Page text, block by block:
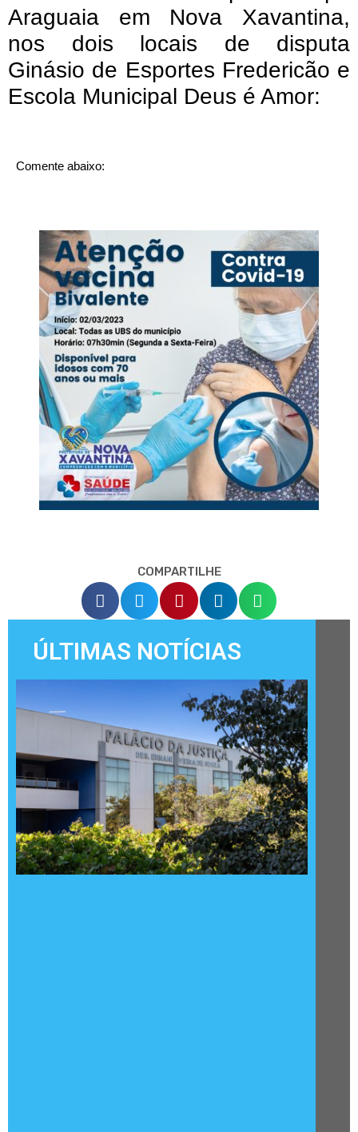
Araguaia em Nova Xavantina,
nos dois locais de disputa
Ginásio de Esportes Fredericão e
Escola Municipal Deus é Amor:
Comente abaixo:
COMPARTILHE
ÚLTIMAS NOTÍCIAS